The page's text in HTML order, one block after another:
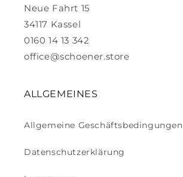
Neue Fahrt 15
34117 Kassel
0160 14 13 342
office@schoener.store
ALLGEMEINES
Allgemeine Geschäftsbedingungen
Datenschutzerklärung